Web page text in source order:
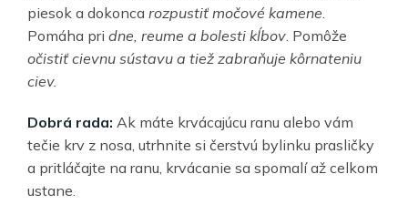
piesok a dokonca rozpustiť močové kamene.
Pomáha pri dne, reume a bolesti kĺbov. Pomôže
očistiť cievnu sústavu a tiež zabraňuje kôrnateniu
ciev.
Dobrá rada: Ak máte krvácajúcu ranu alebo vám
tečie krv z nosa, utrhnite si čerstvú bylinku prasličky
a pritláčajte na ranu, krvácanie sa spomalí až celkom
ustane.